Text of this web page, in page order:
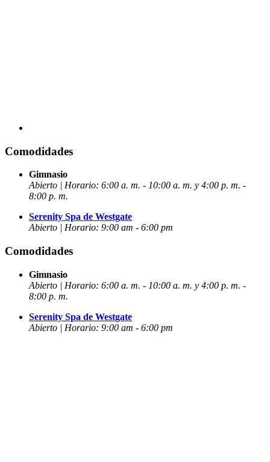
Comodidades
Gimnasio
Abierto | Horario: 6:00 a. m. - 10:00 a. m. y 4:00 p. m. -
8:00 p. m.
Serenity Spa de Westgate
Abierto | Horario: 9:00 am - 6:00 pm
Comodidades
Gimnasio
Abierto | Horario: 6:00 a. m. - 10:00 a. m. y 4:00 p. m. -
8:00 p. m.
Serenity Spa de Westgate
Abierto | Horario: 9:00 am - 6:00 pm